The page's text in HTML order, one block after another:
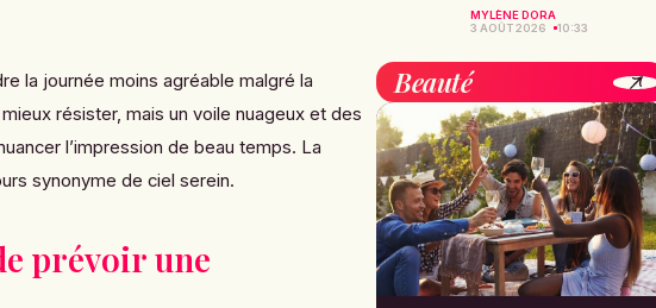
la journée moins agréable malgré la
résister, mais un voile nuageux et des
l’impression de beau temps. La
synonyme de ciel serein.
prévoir une
MYLÈNE DORA
3 AOÛT 2026
10:33
Beauté